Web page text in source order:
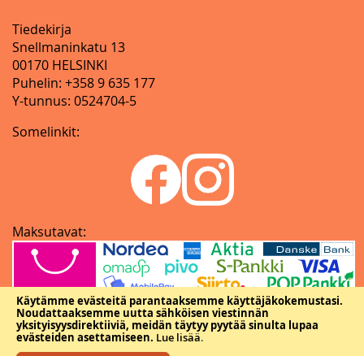
Käytämme evästeitä parantaaksemme käyttäjäkokemustasi.
Noudattaaksemme uutta sähköisen viestinnän
yksityisyysdirektiiviä, meidän täytyy pyytää sinulta lupaa
evästeiden asettamiseen. Lue lisää.
Tiedekirja
Snellmaninkatu 13
00170 HELSINKI
Puhelin: +358 9 635 177
Y-tunnus: 0524704-5
Somelinkit:
Maksutavat: